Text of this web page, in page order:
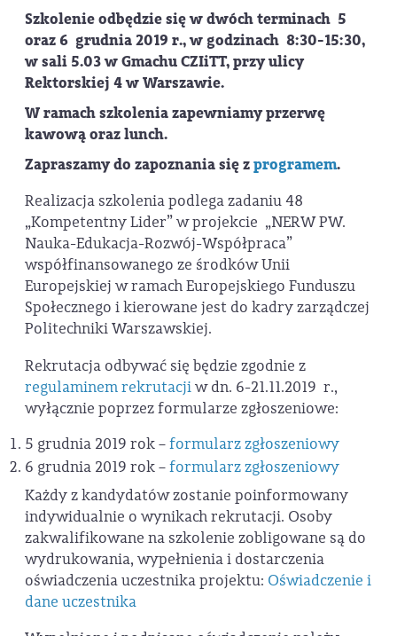
Szkolenie odbędzie się w dwóch terminach 5
oraz 6 grudnia 2019 r., w godzinach 8:30-15:30,
w sali 5.03 w Gmachu CZIiTT, przy ulicy
Rektorskiej 4 w Warszawie.
W ramach szkolenia zapewniamy przerwę
kawową oraz lunch.
Zapraszamy do zapoznania się zprogramem.
Realizacja szkolenia podlega zadaniu 48
„Kompetentny Lider” w projekcie „NERW PW.
Nauka-Edukacja-Rozwój-Współpraca”
współfinansowanego ze środków Unii
Europejskiej w ramach Europejskiego Funduszu
Społecznego i kierowane jest do kadry zarządczej
Politechniki Warszawskiej.
Rekrutacja odbywać się będzie zgodnie z
regulaminem rekrutacjiw dn. 6-21.11.2019 r.,
wyłącznie poprzez formularze zgłoszeniowe:
5 grudnia 2019 rok –formularz zgłoszeniowy
6 grudnia 2019 rok –formularz zgłoszeniowy
Każdy z kandydatów zostanie poinformowany
indywidualnie o wynikach rekrutacji. Osoby
zakwalifikowane na szkolenie zobligowane są do
wydrukowania, wypełnienia i dostarczenia
oświadczenia uczestnika projektu: Oświadczenie i
dane uczestnika